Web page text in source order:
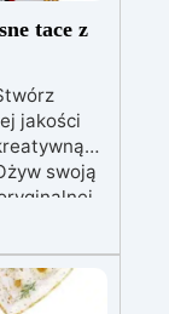
tace z
jakości
swoją
do tacki z